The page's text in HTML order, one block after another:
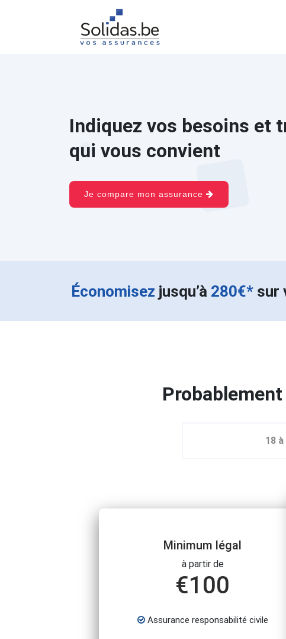
Indiquez vos besoins et
qui vous convient
Je compare mon assurance
Économisez jusqu’à 280€* sur
18
Minimum légal
à partir de
€100
Assurance responsabilité civile